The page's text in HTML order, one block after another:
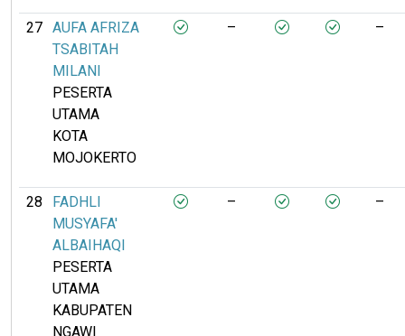
27
AUFA AFRIZA
TSABITAH
MILANI
PESERTA
UTAMA
KOTA
MOJOKERTO
– –
28
FADHLI
MUSYAFA'
ALBAIHAQI
PESERTA
UTAMA
KABUPATEN
NGAWI
– –